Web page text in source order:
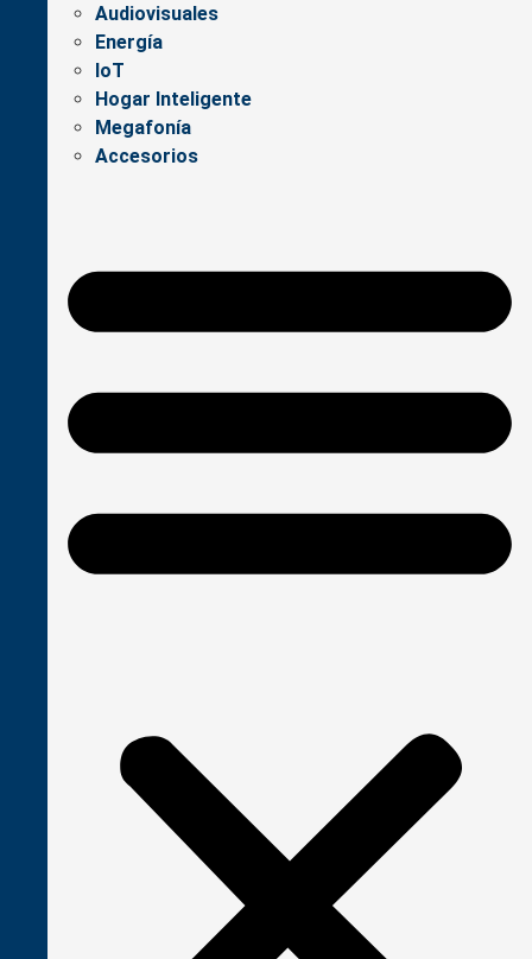
Audiovisuales
Energía
IoT
Hogar Inteligente
Megafonía
Accesorios